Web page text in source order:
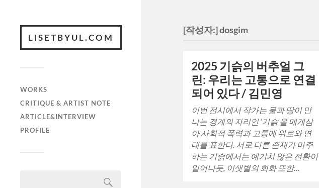
LISETBYUL.COM
WORKS
CRITIQUE & ARTIST NOTE
ARTICLE&INTERVIEW
PROFILE
[작성자:]dosgim
2025 기슭의 버추얼 그
린: 우리는 고통으로 연결
되어 있다 / 김민영
이번 전시에서 작가는 물과 땅이 만
나는 경계의 자리인 ‘기슭’을 매개삼
아 사회적 폭력과 고통에 위로와 연
대를 표한다. 서로 다른 존재가 마주
하는 기슭에서는 예기치 않은 전환이
일어나듯, 이샛별의 회화 또한…